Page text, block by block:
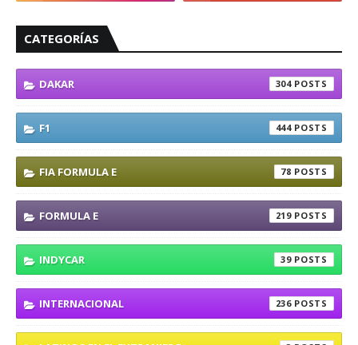
CATEGORÍAS
DAKAR 304
F1 444
FIA FORMULA E 78
FORMULA E 219
INDYCAR 39
INTERNACIONAL 236